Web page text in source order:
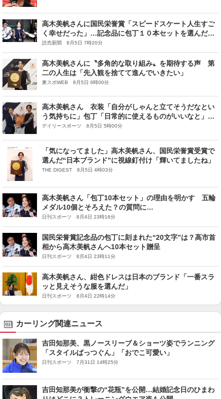
高木美帆さんに国民栄誉賞「スピードスケート人生すご
く幸せだった」…記念品に包丁１０本セットを選んだ理
由
読売新聞 8月5日 7時20分
高木美帆さんに〝多角的な取り組み〟を期待する声 第
二の人生は「先入観を捨てて進んでいきたい」
東スポWEB 8月5日 6時00分
高木美帆さん 衣装「自分がしゃんと立てそうだなとい
う気持ちに」包丁「日常的に使えるものがいいなと」
【一問一答】
デイリースポーツ 8月5日 5時00分
「気になってました」高木美帆さん、国民栄誉賞受賞で
選んだ“日本ブランド”に視線釘付け「輝いてましたね」
THE DIGEST 8月5日 4時03分
高木美帆さん「包丁10本セット」の理由を明かす 五輪
メダル10個とそろえた？の質問に…
日刊スポーツ 8月4日 23時16分
国民栄誉賞記念品の包丁に刻まれた“20文字”は？高市首
相から高木美帆さんへ10本セット贈呈
日刊スポーツ 8月4日 23時11分
高木美帆さん、紺色ドレスは日本のブランド「一番スラ
ッと見えそうな服を選んだ」
日刊スポーツ 8月4日 22時14分
カーリング関連ニュース
吉田知那美、黒ノースリーブ＆ショーツ姿でランニング
「スタイルばっつぐん」「おでこ可愛い」
日刊スポーツ 7月31日 14時25分
吉田知那美が衝撃の“花瓶”を公開…結婚記念日のひまわ